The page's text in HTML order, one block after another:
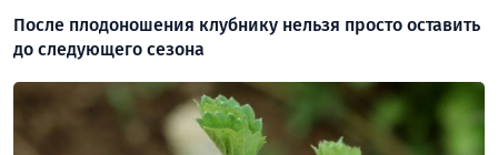
После плодоношения клубнику нельзя просто оставить
до следующего сезона